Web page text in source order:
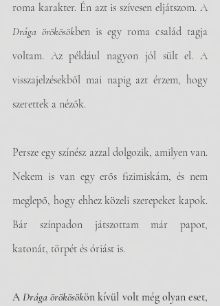
Drága örökösökben is egy roma család tagja
voltam. Az például nagyon jól sült el. A
visszajelzésekből mai napig azt érzem, hogy
szerettek a nézők.
Persze egy színész azzal dolgozik, amilyen van.
Nekem is van egy erős fizimiskám, és nem
meglepő, hogy ehhez közeli szerepeket kapok.
Bár színpadon játszottam már papot,
katonát, törpét és óriást is.
A Drága örökösökön kívül volt még olyan eset,